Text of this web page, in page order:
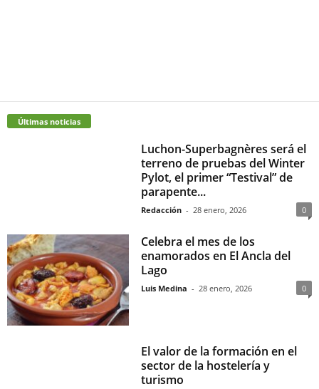
Últimas noticias
Luchon-Superbagnères será el
terreno de pruebas del Winter
Pylot, el primer “Testival” de
parapente...
Redacción - 28 enero, 2026 0
Celebra el mes de los
enamorados en El Ancla del
Lago
Luis Medina - 28 enero, 2026 0
El valor de la formación en el
sector de la hostelería y
turismo